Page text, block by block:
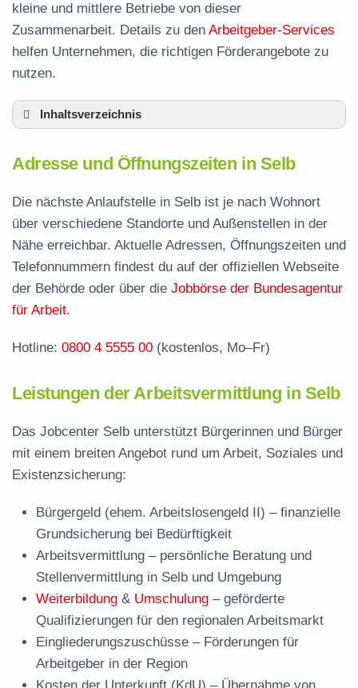
kleine und mittlere Betriebe von dieser
Zusammenarbeit. Details zu den Arbeitgeber-Services
helfen Unternehmen, die richtigen Förderangebote zu
nutzen.
Inhaltsverzeichnis
Leistungen der Arbeitsvermittlung in Selb
Termin vereinbaren und Bürgergeld beantragen
Jobcenter Wunsiedel im Fichtelgebirge –
zuständige Stelle
Stellenangebote und Jobbörse in Selb
Häufige Fragen rund ums Jobcenter
Adresse und Öffnungszeiten in Selb
Die nächste Anlaufstelle in Selb ist je nach Wohnort
über verschiedene Standorte und Außenstellen in der
Nähe erreichbar. Aktuelle Adressen, Öffnungszeiten und
Telefonnummern findest du auf der offiziellen Webseite
der Behörde oder über die Jobbörse der Bundesagentur
für Arbeit.
Hotline: 0800 4 5555 00 (kostenlos, Mo–Fr)
Leistungen der Arbeitsvermittlung in Selb
Das Jobcenter Selb unterstützt Bürgerinnen und Bürger
mit einem breiten Angebot rund um Arbeit, Soziales und
Existenzsicherung:
Bürgergeld (ehem. Arbeitslosengeld II) – finanzielle
Grundsicherung bei Bedürftigkeit
Arbeitsvermittlung – persönliche Beratung und
Stellenvermittlung in Selb und Umgebung
Weiterbildung & Umschulung – geförderte
Qualifizierungen für den regionalen Arbeitsmarkt
Eingliederungszuschüsse – Förderungen für
Arbeitgeber in der Region